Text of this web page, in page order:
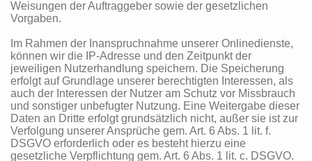
Weisungen der Auftraggeber sowie der gesetzlichen
Vorgaben.
Im Rahmen der Inanspruchnahme unserer Onlinedienste,
können wir die IP-Adresse und den Zeitpunkt der
jeweiligen Nutzerhandlung speichern. Die Speicherung
erfolgt auf Grundlage unserer berechtigten Interessen, als
auch der Interessen der Nutzer am Schutz vor Missbrauch
und sonstiger unbefugter Nutzung. Eine Weitergabe dieser
Daten an Dritte erfolgt grundsätzlich nicht, außer sie ist zur
Verfolgung unserer Ansprüche gem. Art. 6 Abs. 1 lit. f.
DSGVO erforderlich oder es besteht hierzu eine
gesetzliche Verpflichtung gem. Art. 6 Abs. 1 lit. c. DSGVO.